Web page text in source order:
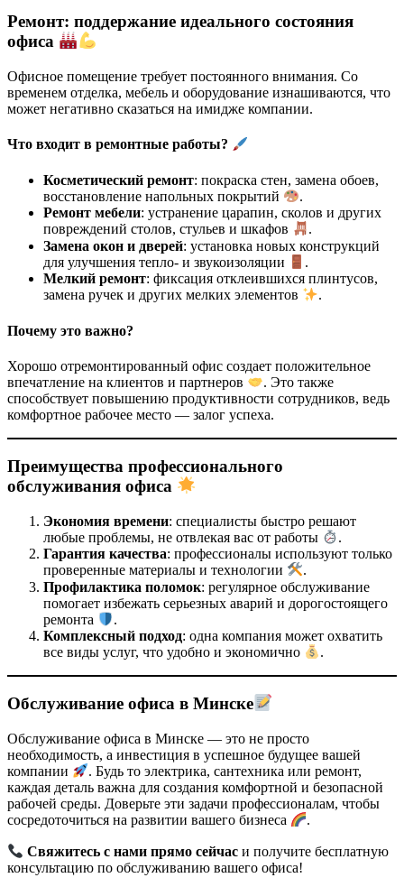
Ремонт: поддержание идеального состояния
офиса
Офисное помещение требует постоянного внимания. Со
временем отделка, мебель и оборудование изнашиваются, что
может негативно сказаться на имидже компании.
Что входит в ремонтные работы?
Косметический ремонт: покраска стен, замена обоев,
восстановление напольных покрытий
.
Ремонт мебели: устранение царапин, сколов и других
повреждений столов, стульев и шкафов
.
Замена окон и дверей: установка новых конструкций
для улучшения тепло- и звукоизоляции
.
Мелкий ремонт: фиксация отклеившихся плинтусов,
замена ручек и других мелких элементов
.
Почему это важно?
Хорошо отремонтированный офис создает положительное
впечатление на клиентов и партнеров
. Это также
способствует повышению продуктивности сотрудников, ведь
комфортное рабочее место — залог успеха.
Преимущества профессионального
обслуживания офиса
Экономия времени: специалисты быстро решают
любые проблемы, не отвлекая вас от работы
.
Гарантия качества: профессионалы используют только
проверенные материалы и технологии
.
Профилактика поломок: регулярное обслуживание
помогает избежать серьезных аварий и дорогостоящего
ремонта
.
Комплексный подход: одна компания может охватить
все виды услуг, что удобно и экономично
.
Обслуживание офиса в Минске
Обслуживание офиса в Минске — это не просто
необходимость, а инвестиция в успешное будущее вашей
компании
. Будь то электрика, сантехника или ремонт,
каждая деталь важна для создания комфортной и безопасной
рабочей среды. Доверьте эти задачи профессионалам, чтобы
сосредоточиться на развитии вашего бизнеса
.
Свяжитесь с нами прямо сейчас и получите бесплатную
консультацию по обслуживанию вашего офиса!